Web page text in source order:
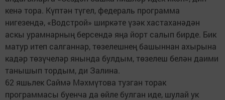
кенә тора. Күптән түгел, федераль программа
нигезендә, «Водстрой» ширкәте үзәк хастаханәдән
аскы урамнарның берсендә яңа йорт салып бирде. Бик
матур итеп салганнар, төзелешнең башыннан ахырына
кадәр төзүчеләр янында булдым, төзелеш белән даими
танышып тордым, ди Залина.
62 яшьлек Саймә Мәхмүтова тузган торак
программасы буенча да өйле булган иде, шулай ук